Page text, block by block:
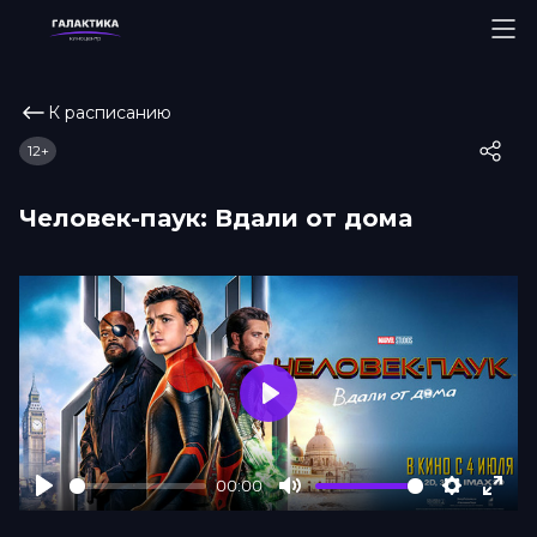
К расписанию
Человек-паук: Вдали от дома
12+
Play
00:00
Mute Settings
Play